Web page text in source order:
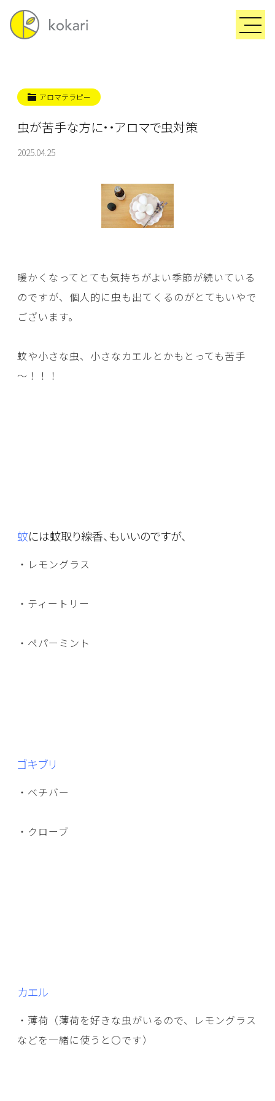
アロマテラピー
虫が苦手な方に・・アロマで虫対策
2025.04.25
暖かくなってとても気持ちがよい季節が続いている
のですが、個人的に虫も出てくるのがとてもいやで
ございます。
蚊や小さな虫、小さなカエルとかもとっても苦手
～！！！
蚊には蚊取り線香、もいいのですが、
・レモングラス
・ティートリー
・ペパーミント
ゴキブリ
・ベチバー
・クローブ
カエル
・薄荷（薄荷を好きな虫がいるので、レモングラス
などを一緒に使うと〇です）